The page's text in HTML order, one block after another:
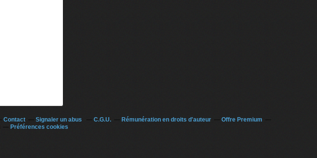
Contact Signaler un abus C.G.U. Rémunération en droits d'auteur
Offre Premium
Préférences cookies